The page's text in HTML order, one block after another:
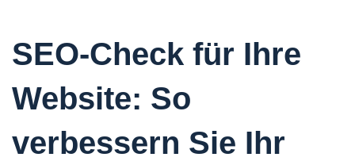
SEO-Check für Ihre
Website: So
verbessern Sie Ihr